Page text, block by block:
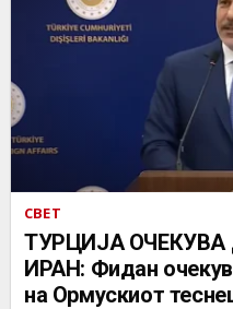
СВЕТ
ТУРЦИЈА
ИРАН: Фидан
на Ормускиот